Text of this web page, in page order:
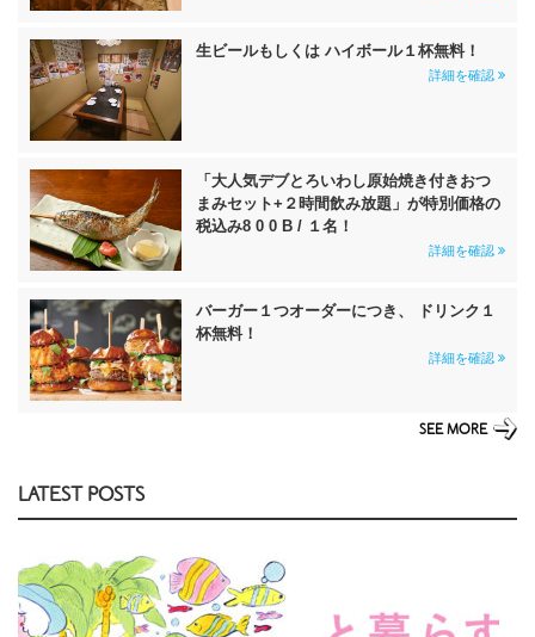
生ビールもしくは ハイボール１杯無料！
詳細を確認
「大人気デブとろいわし原始焼き付きおつ
まみセット+２時間飲み放題」が特別価格の
税込み8 0 0 B / １名！
詳細を確認
バーガー１つオーダーにつき、 ドリンク１
杯無料！
詳細を確認
SEE MORE
LATEST POSTS